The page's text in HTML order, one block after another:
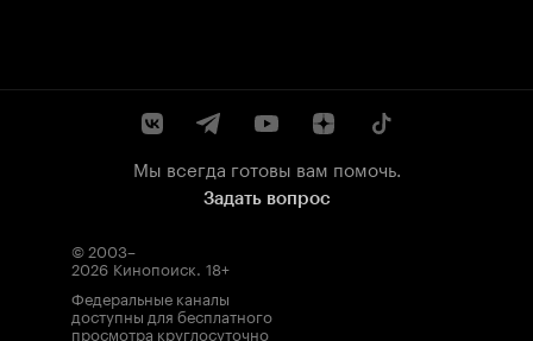
Мы всегда готовы вам помочь.
Задать вопрос
© 2003–
2026 Кинопоиск. 18+
Федеральные каналы
доступны для бесплатного
просмотра круглосуточно